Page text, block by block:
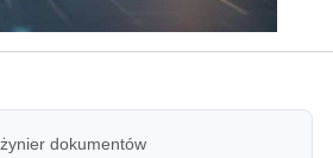
dokumentów